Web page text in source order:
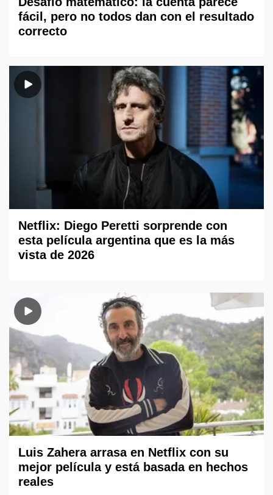
fácil, pero no todos dan con el resultado
correcto
Netflix: Diego Peretti sorprende con
esta película argentina que es la más
vista de 2026
Luis Zahera arrasa en Netflix con su
mejor película y está basada en hechos
reales